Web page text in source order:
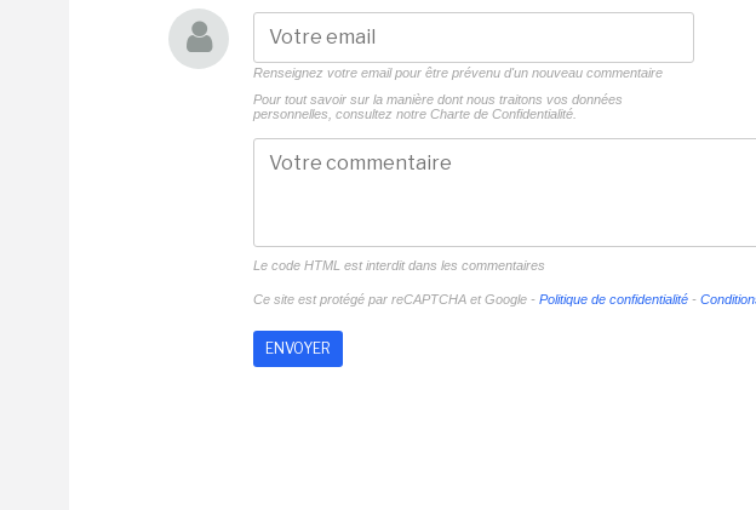
Renseignez votre email pour être prévenu d'un nouveau commentaire
Pour tout savoir sur la manière dont nous traitons vos données
personnelles, consultez notre Charte de Confidentialité.
Le code HTML est interdit dans les commentaires
Ce site est protégé par reCAPTCHA et Google - Politique de confidentialité -